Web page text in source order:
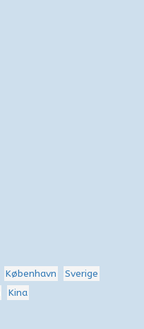
København
Sverige
Kina